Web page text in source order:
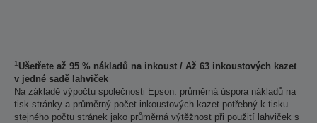
1 Ušetřete až 95 % nákladů na inkoust / Až 63 inkoustových kazet
v jedné sadě lahviček
Na základě výpočtu společnosti Epson: průměrná úspora nákladů na
tisk stránky a průměrný počet inkoustových kazet potřebný k tisku
stejného počtu stránek jako průměrná výtěžnost při použití lahviček s